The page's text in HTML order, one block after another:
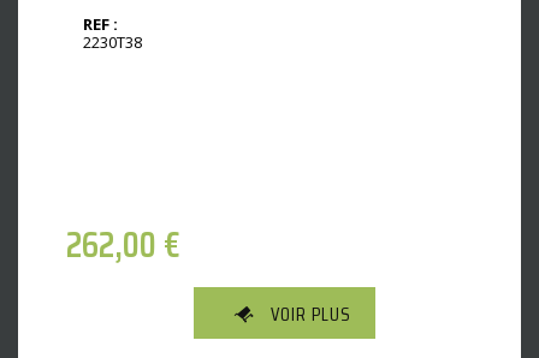
REF :
2230T38
262,00€
VOIR PLUS